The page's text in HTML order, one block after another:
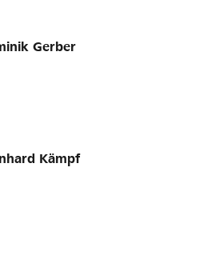
Gerber
Kämpf